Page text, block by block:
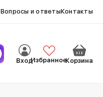
Вопросы и ответыКонтакты
ВходИзбранноеКорзина